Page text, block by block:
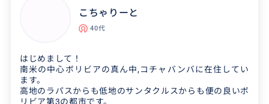
こちゃりーと
40代
はじめまして！
南米の中心ボリビアの真ん中,コチャバンバに在住してい
ます。
高地のラパスからも低地のサンタクルスからも便の良いボ
リビア第3の都市です。